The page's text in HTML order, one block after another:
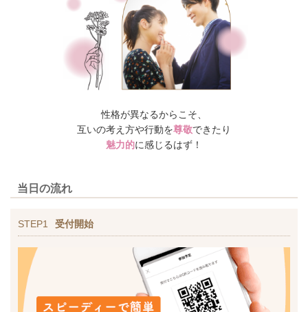
性格が異なるからこそ、
互いの考え方や行動を尊敬できたり
魅力的に感じるはず！
当日の流れ
STEP1 受付開始